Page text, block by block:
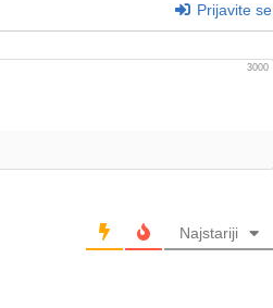
Prijavite se
3000
Najstariji